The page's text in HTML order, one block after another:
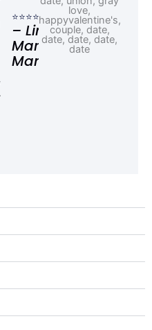
⭐⭐⭐⭐⭐
– Linda,
Marketing
Manager